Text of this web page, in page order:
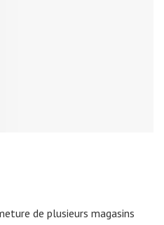
de plusieurs magasins